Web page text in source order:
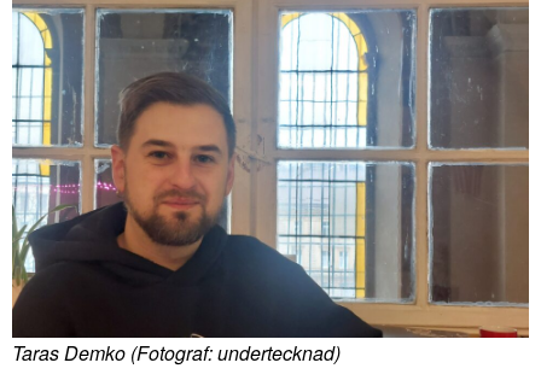
Taras Demko (Fotograf: undertecknad)